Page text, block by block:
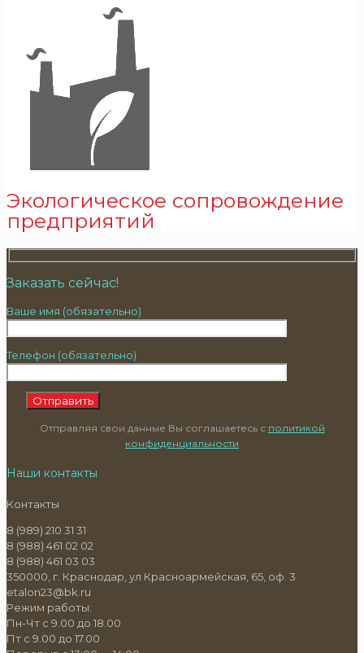
Экологическое сопровождение
предприятий
Заказать сейчас!
Ваше имя (обязательно)
Телефон (обязательно)
Отправляя свои данные Вы соглашаетесь с политикой
конфиденциальности
Наши контакты
Контакты
8 (989) 210 31 31
8 (988) 461 02 02
8 (988) 461 03 03
350000, г. Краснодар, ул Красноармейская, 65, оф. 3
etalon23@bk.ru
Режим работы:
Пн-Чт с 9.00 до 18.00
Пт с 9.00 до 17.00